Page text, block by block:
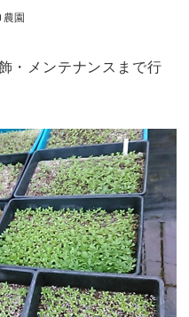
ゴリー
農園
・メンテナンスまで行